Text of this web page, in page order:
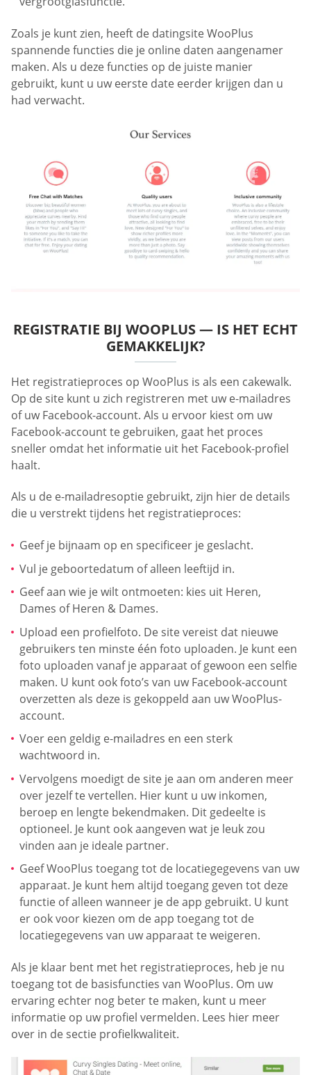
Zoals je kunt zien, heeft de datingsite WooPlus
spannende functies die je online daten aangenamer
maken. Als u deze functies op de juiste manier
gebruikt, kunt u uw eerste date eerder krijgen dan u
had verwacht.
REGISTRATIE BIJ WOOPLUS — IS HET ECHT
GEMAKKELIJK?
Het registratieproces op WooPlus is als een cakewalk.
Op de site kunt u zich registreren met uw e-mailadres
of uw Facebook-account. Als u ervoor kiest om uw
Facebook-account te gebruiken, gaat het proces
sneller omdat het informatie uit het Facebook-profiel
haalt.
Als u de e-mailadresoptie gebruikt, zijn hier de details
die u verstrekt tijdens het registratieproces:
Geef je bijnaam op en specificeer je geslacht.
Vul je geboortedatum of alleen leeftijd in.
Geef aan wie je wilt ontmoeten: kies uit Heren,
Dames of Heren & Dames.
Upload een profielfoto. De site vereist dat nieuwe
gebruikers ten minste één foto uploaden. Je kunt een
foto uploaden vanaf je apparaat of gewoon een selfie
maken. U kunt ook foto’s van uw Facebook-account
overzetten als deze is gekoppeld aan uw WooPlus-
account.
Voer een geldig e-mailadres en een sterk
wachtwoord in.
Vervolgens moedigt de site je aan om anderen meer
over jezelf te vertellen. Hier kunt u uw inkomen,
beroep en lengte bekendmaken. Dit gedeelte is
optioneel. Je kunt ook aangeven wat je leuk zou
vinden aan je ideale partner.
Geef WooPlus toegang tot de locatiegegevens van uw
apparaat. Je kunt hem altijd toegang geven tot deze
functie of alleen wanneer je de app gebruikt. U kunt
er ook voor kiezen om de app toegang tot de
locatiegegevens van uw apparaat te weigeren.
Als je klaar bent met het registratieproces, heb je nu
toegang tot de basisfuncties van WooPlus. Om uw
ervaring echter nog beter te maken, kunt u meer
informatie op uw profiel vermelden. Lees hier meer
over in de sectie profielkwaliteit.